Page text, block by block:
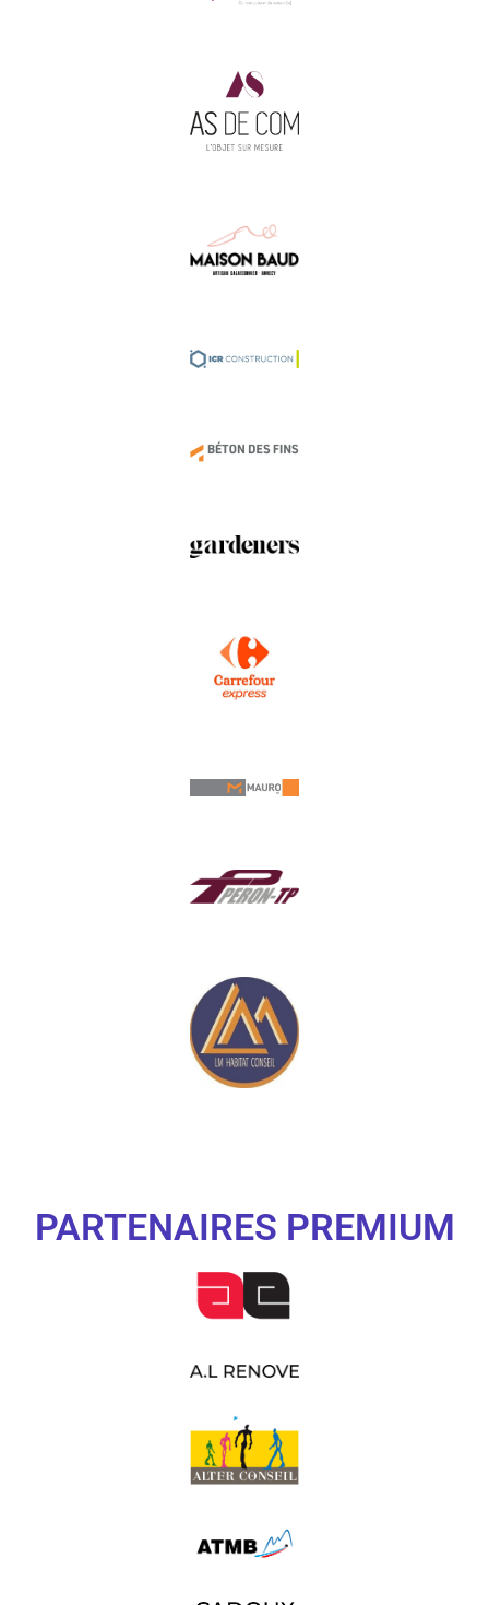
PARTENAIRES PREMIUM